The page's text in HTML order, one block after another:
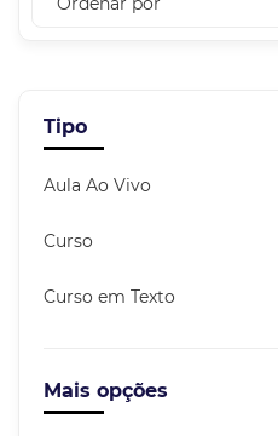
Tipo
Aula Ao Vivo
Curso
Curso em Texto
Mais opções